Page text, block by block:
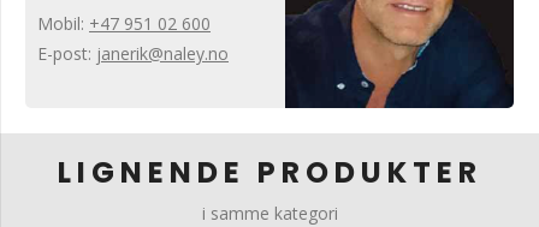
Mobil: +47 951 02 600
E-post: janerik@naley.no
LIGNENDE PRODUKTER
i samme kategori